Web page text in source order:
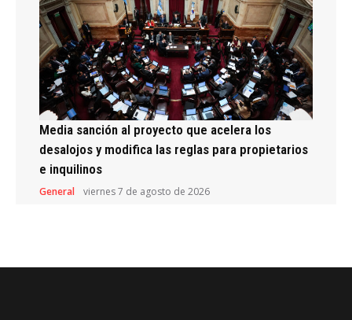
Media sanción al proyecto que acelera los
desalojos y modifica las reglas para propietarios
e inquilinos
General viernes 7 de agosto de 2026